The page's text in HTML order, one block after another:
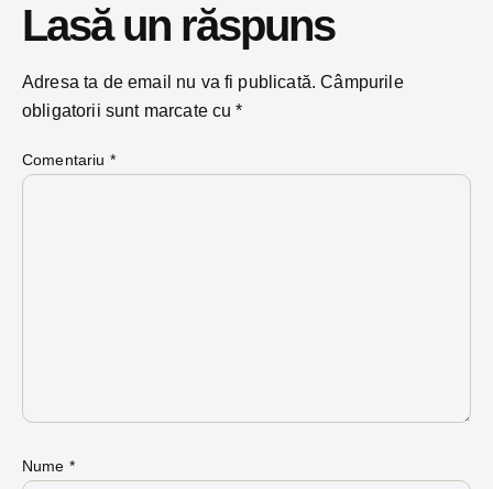
Lasă un răspuns
Adresa ta de email nu va fi publicată. Câmpurile
obligatorii sunt marcate cu*
Comentariu *
Nume *